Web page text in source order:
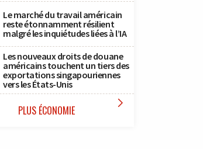
Le marché du travail américain
reste étonnamment résilient
malgré les inquiétudes liées à l’IA
Les nouveaux droits de douane
américains touchent un tiers des
exportations singapouriennes
vers les États-Unis
PLUS ÉCONOMIE 